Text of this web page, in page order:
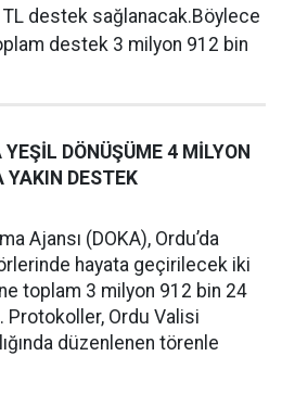
destek sağlanacak.Böylece
destek 3 milyon 912 bin
YEŞİL DÖNÜŞÜME 4 MİLYON
YAKIN DESTEK
Ajansı (DOKA), Ordu’da
hayata geçirilecek iki
toplam 3 milyon 912 bin 24
Protokoller, Ordu Valisi
düzenlenen törenle